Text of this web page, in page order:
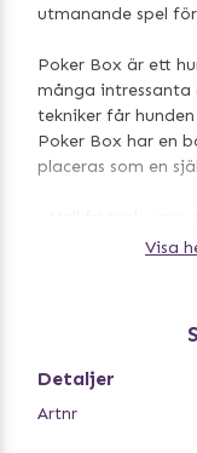
utmanande spel
Poker Box är ett
många
tekniker får
Poker Box har en
placeras som en
- Inklusive
Mått: 31 x 31 cm
Visa
Detaljer
Artnr